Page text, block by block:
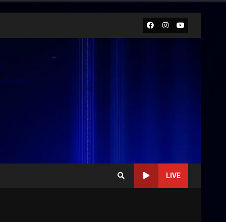
Facebook
Instagram
Youtube
LIVE